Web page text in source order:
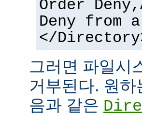
Order
Deny from
</
그러면 파일시
거부된다. 원
음과 같은